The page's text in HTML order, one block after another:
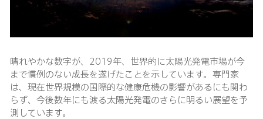
晴れやかな数字が、2019年、世界的に太陽光発電市場が今
まで慣例のない成長を遂げたことを示しています。専門家
は、現在世界規模の国際的な健康危機の影響があるにも関わ
らず、今後数年にも渡る太陽光発電のさらに明るい展望を予
測しています。